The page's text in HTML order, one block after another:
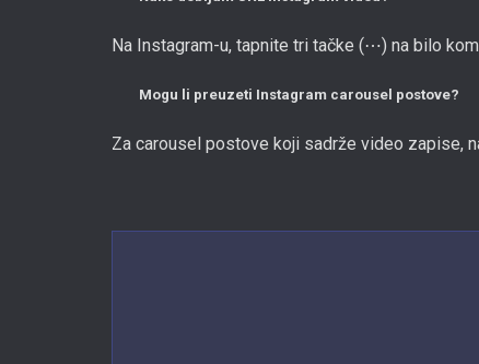
Na Instagram-u, tapnite tri tačke (⋯) na bilo
Mogu li preuzeti Instagram carousel postove?
Za carousel postove koji sadrže video zapise,